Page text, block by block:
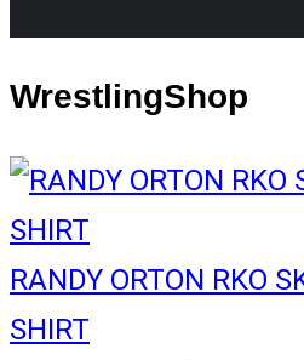
WrestlingShop
RANDY ORTON RKO
SHIRT